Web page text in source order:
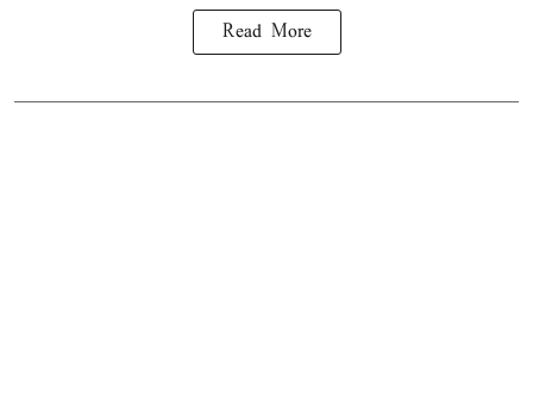
Read More